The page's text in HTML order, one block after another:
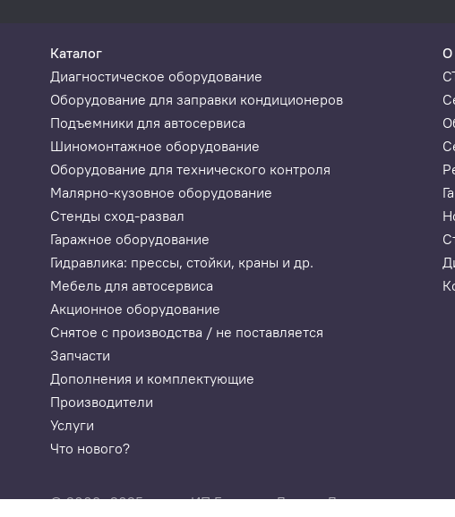
Сменные зонды
SD до 32 Гб
Функция
Функция
Для
Каталог
Диагностическое оборудование
Оборудование для заправки кондиционеров
Подъемники для автосервиса
Шиномонтажное оборудование
Оборудование для технического контроля
Малярно-кузовное оборудование
Стенды сход-развал
Гаражное оборудование
Гидравлика: прессы, стойки, краны и др.
Мебель для автосервиса
Акционное оборудование
Снятое с производства / не поставляется
Запчасти
Дополнения и комплектующие
Производители
Услуги
Что нового?
О
© 2003—2025
ИП Годунова Лариса Леонидовна